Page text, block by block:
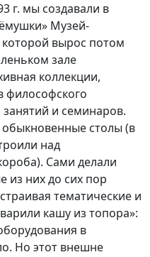
г. мы создавали в
Музей-
вырос потом
зале
коллекции,
философского
и семинаров.
столы (в
над
Сами делали
из них до сих пор
тематические и
кашу из топора»:
в
Но этот внешне